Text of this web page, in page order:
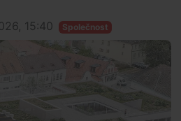
15:40 Společnost